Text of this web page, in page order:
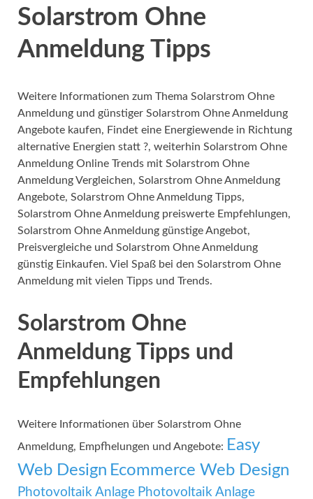
Solarstrom Ohne
Anmeldung Tipps
Weitere Informationen zum Thema Solarstrom Ohne
Anmeldung und günstiger Solarstrom Ohne Anmeldung
Angebote kaufen, Findet eine Energiewende in Richtung
alternative Energien statt ?, weiterhin Solarstrom Ohne
Anmeldung Online Trends mit Solarstrom Ohne
Anmeldung Vergleichen, Solarstrom Ohne Anmeldung
Angebote, Solarstrom Ohne Anmeldung Tipps,
Solarstrom Ohne Anmeldung preiswerte Empfehlungen,
Solarstrom Ohne Anmeldung günstige Angebot,
Preisvergleiche und Solarstrom Ohne Anmeldung
günstig Einkaufen. Viel Spaß bei den Solarstrom Ohne
Anmeldung mit vielen Tipps und Trends.
Solarstrom Ohne
Anmeldung Tipps und
Empfehlungen
Weitere Informationen über Solarstrom Ohne
Anmeldung, Empfhelungen und Angebote: Easy
Web Design Ecommerce Web Design
Photovoltaik Anlage Photovoltaik Anlage